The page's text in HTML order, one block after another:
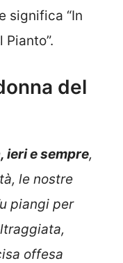
significa “In
del
ieri e sempre,
le nostre
piangi per
offesa